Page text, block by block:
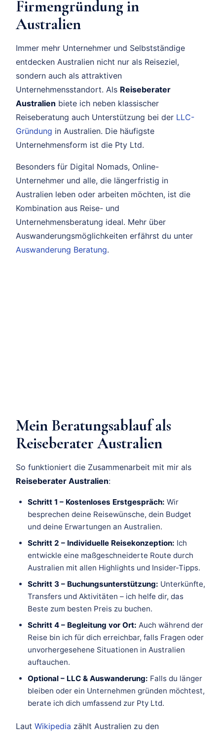
Firmengründung in
Australien
Immer mehr Unternehmer und Selbstständige
entdecken Australien nicht nur als Reiseziel,
sondern auch als attraktiven
Unternehmensstandort. Als Reiseberater
Australien biete ich neben klassischer
Reiseberatung auch Unterstützung bei der LLC-
Gründung in Australien. Die häufigste
Unternehmensform ist die Pty Ltd.
Besonders für Digital Nomads, Online-
Unternehmer und alle, die längerfristig in
Australien leben oder arbeiten möchten, ist die
Kombination aus Reise- und
Unternehmensberatung ideal. Mehr über
Auswanderungsmöglichkeiten erfährst du unter
Auswanderung Beratung.
Mein Beratungsablauf als
Reiseberater Australien
So funktioniert die Zusammenarbeit mit mir als
Reiseberater Australien:
Schritt 1 – Kostenloses Erstgespräch: Wir
besprechen deine Reisewünsche, dein Budget
und deine Erwartungen an Australien.
Schritt 2 – Individuelle Reisekonzeption: Ich
entwickle eine maßgeschneiderte Route durch
Australien mit allen Highlights und Insider-Tipps.
Schritt 3 – Buchungsunterstützung: Unterkünfte,
Transfers und Aktivitäten – ich helfe dir, das
Beste zum besten Preis zu buchen.
Schritt 4 – Begleitung vor Ort: Auch während der
Reise bin ich für dich erreichbar, falls Fragen oder
unvorhergesehene Situationen in Australien
auftauchen.
Optional – LLC & Auswanderung: Falls du länger
bleiben oder ein Unternehmen gründen möchtest,
berate ich dich umfassend zur Pty Ltd.
Laut Wikipedia zählt Australien zu den